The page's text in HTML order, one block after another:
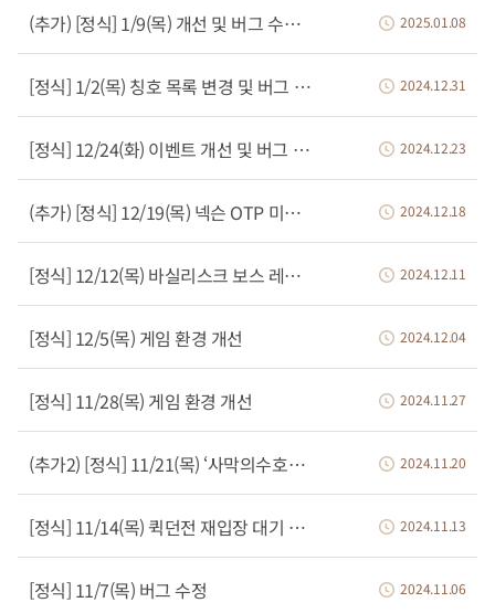
(추가) [정식] 1/9(목) 개선 및 버그 수정 등 2025.01.08
[정식] 1/2(목) 칭호 목록 변경 및 버그 수정 등 2024.12.31
[정식] 12/24(화) 이벤트 개선 및 버그 수정 2024.12.23
(추가) [정식] 12/19(목) 넥슨 OTP 미가입 시 재화 이동 제한, 스키장 리뉴얼 2024.12.18
[정식] 12/12(목) 바실리스크 보스 레이드 개선 2024.12.11
[정식] 12/5(목) 게임 환경 개선 2024.12.04
[정식] 11/28(목) 게임 환경 개선 2024.11.27
(추가2) [정식] 11/21(목) ‘사막의수호자-바실리스크’ 추가 등 2024.11.20
[정식] 11/14(목) 퀵던전 재입장 대기 시간 변경, 버그 수정 등 2024.11.13
[정식] 11/7(목) 버그 수정 2024.11.06